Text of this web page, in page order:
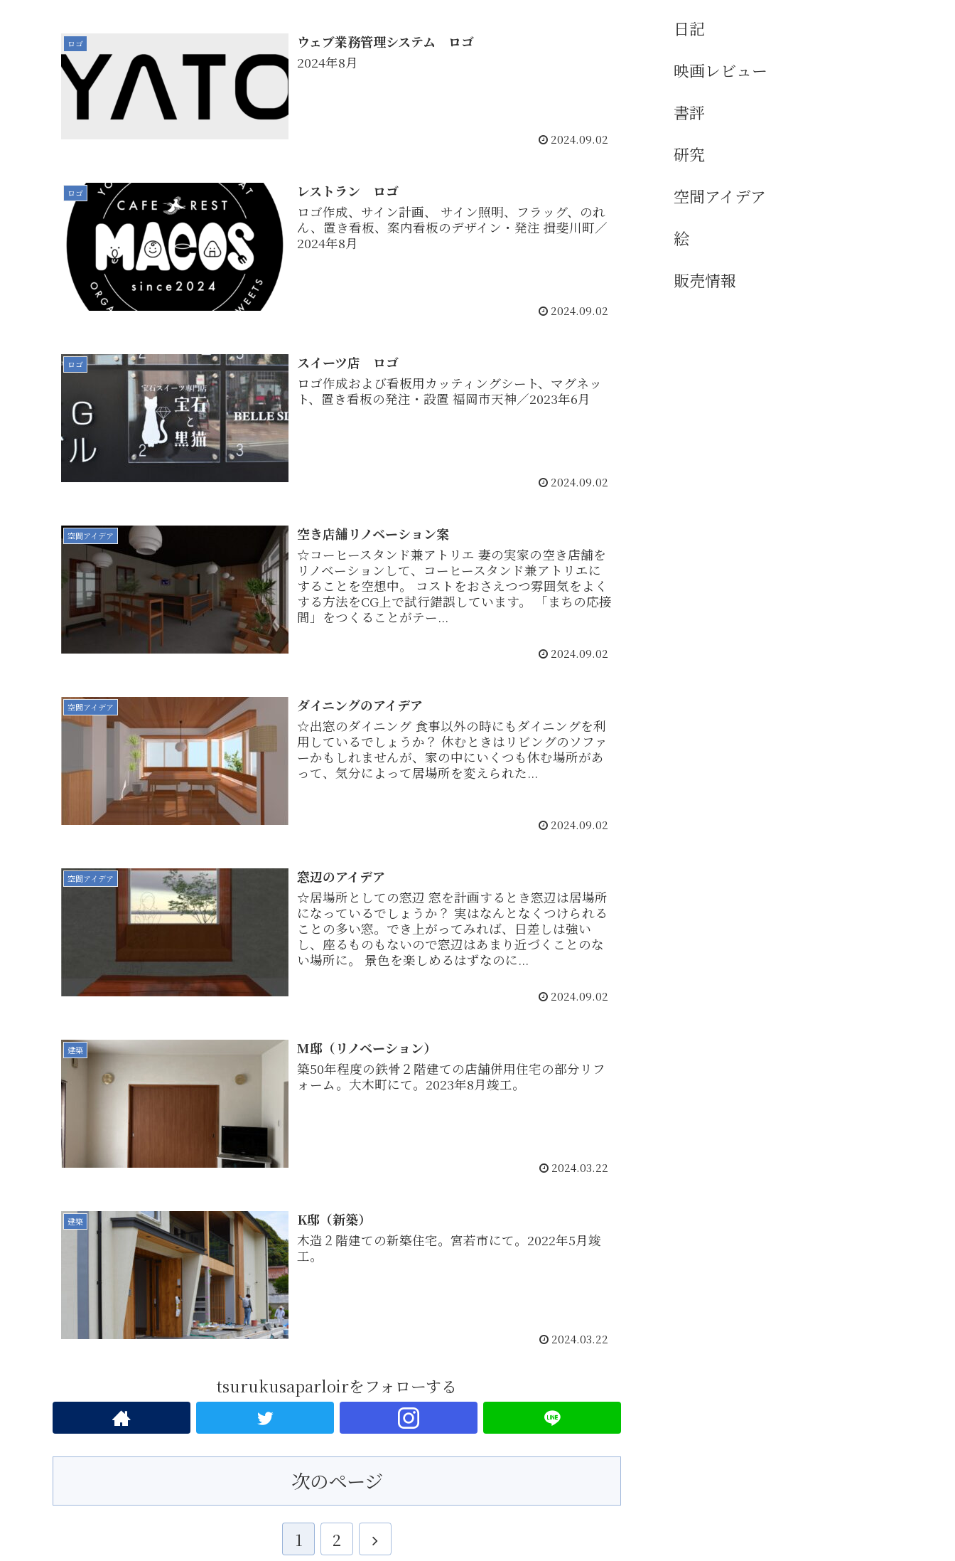
ロゴ ウェブ業務管理システム ロゴ
2024年8月
2024.09.02
ロゴ レストラン ロゴ
ロゴ作成、サイン計画、 サイン照明、フラッグ、のれ
ん、置き看板、案内看板のデザイン・発注 揖斐川町／
2024年8月
2024.09.02
ロゴ スイーツ店 ロゴ
ロゴ作成および看板用カッティングシート、マグネッ
ト、置き看板の発注・設置 福岡市天神／2023年6月
2024.09.02
空間アイデア 空き店舗リノベーション案
☆コーヒースタンド兼アトリエ 妻の実家の空き店舗を
リノベーションして、コーヒースタンド兼アトリエに
することを空想中。 コストをおさえつつ雰囲気をよく
する方法をCG上で試行錯誤しています。 「まちの応接
間」をつくることがテー...
2024.09.02
空間アイデア ダイニングのアイデア
☆出窓のダイニング 食事以外の時にもダイニングを利
用しているでしょうか？ 休むときはリビングのソファ
ーかもしれませんが、家の中にいくつも休む場所があ
って、気分によって居場所を変えられた...
2024.09.02
空間アイデア 窓辺のアイデア
☆居場所としての窓辺 窓を計画するとき窓辺は居場所
になっているでしょうか？ 実はなんとなくつけられる
ことの多い窓。でき上がってみれば、日差しは強い
し、座るものもないので窓辺はあまり近づくことのな
い場所に。 景色を楽しめるはずなのに...
2024.09.02
建築 M邸（リノベーション）
築50年程度の鉄骨２階建ての店舗併用住宅の部分リフ
ォーム。大木町にて。2023年8月竣工。
2024.03.22
建築 K邸（新築）
木造２階建ての新築住宅。宮若市にて。2022年5月竣
工。
2024.03.22
tsurukusaparloirをフォローする
次のページ
1 2
日記
映画レビュー
書評
研究
空間アイデア
絵
販売情報